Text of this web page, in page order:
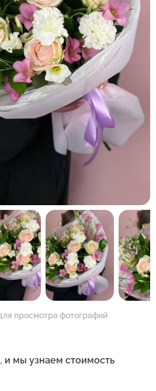
просмотра фотографий
и мы узнаем стоимость